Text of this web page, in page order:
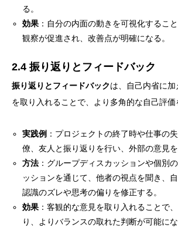
る。
効果 ：自分の内面の動きを可視化するこ
観察が促進され、改善点が明確になる。
2.4 振り返りとフィードバック
振り返りとフィードバックは、自己内省に
を取り入れることで、より多角的な自己評価
実践例 ：プロジェクトの終了時や仕事の
僚、友人と振り返りを行い、外部の意見を
方法 ：グループディスカッションや個別
ッションを通じて、他者の視点を聞き、
認識のズレや思考の偏りを修正する。
効果 ：客観的な意見を取り入れることで
り、よりバランスの取れた判断が可能にな